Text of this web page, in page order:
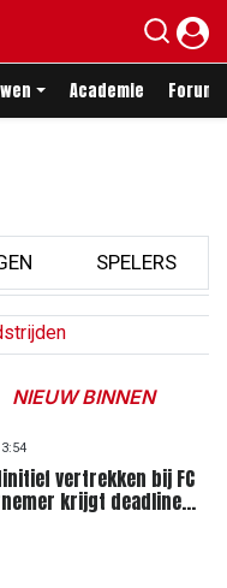
Academie Forum
SPELERS
NIEUW BINNEN
vertrekken bij FC
krijgt deadline